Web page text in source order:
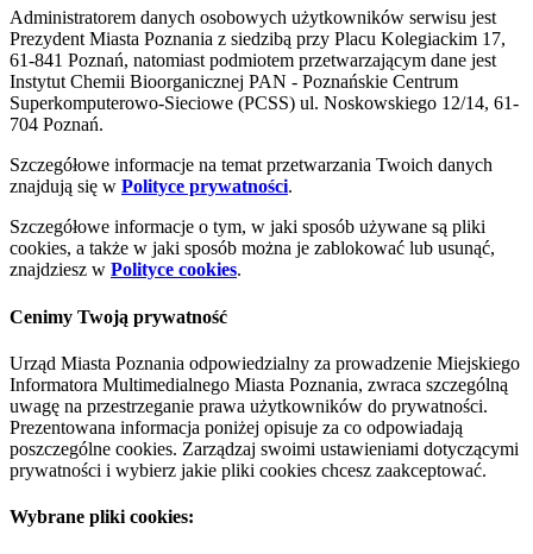
Administratorem danych osobowych użytkowników serwisu jest
Prezydent Miasta Poznania z siedzibą przy Placu Kolegiackim 17,
61-841 Poznań, natomiast podmiotem przetwarzającym dane jest
Instytut Chemii Bioorganicznej PAN - Poznańskie Centrum
Superkomputerowo-Sieciowe (PCSS) ul. Noskowskiego 12/14, 61-
704 Poznań.
Szczegółowe informacje na temat przetwarzania Twoich danych
znajdują się w Polityce prywatności.
Szczegółowe informacje o tym, w jaki sposób używane są pliki
cookies, a także w jaki sposób można je zablokować lub usunąć,
znajdziesz w Polityce cookies.
Cenimy Twoją prywatność
Urząd Miasta Poznania odpowiedzialny za prowadzenie Miejskiego
Informatora Multimedialnego Miasta Poznania, zwraca szczególną
uwagę na przestrzeganie prawa użytkowników do prywatności.
Prezentowana informacja poniżej opisuje za co odpowiadają
poszczególne cookies. Zarządzaj swoimi ustawieniami dotyczącymi
prywatności i wybierz jakie pliki cookies chcesz zaakceptować.
Wybrane pliki cookies: